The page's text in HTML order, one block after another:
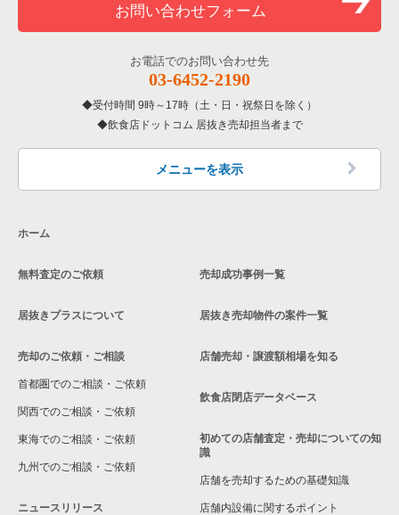
お問い合わせフォーム
お電話でのお問い合わせ先
03-6452-2190
受付時間 9時～17時（土・日・祝祭日を除く）
飲食店ドットコム 居抜き売却担当者まで
メニューを表示
ホーム
無料査定のご依頼
居抜きプラスについて
売却のご依頼・ご相談
首都圏でのご相談・ご依頼
関西でのご相談・ご依頼
東海でのご相談・ご依頼
九州でのご相談・ご依頼
ニュースリリース
売却成功事例一覧
居抜き売却物件の案件一覧
店舗売却・譲渡額相場を知る
飲食店閉店データベース
初めての店舗査定・売却についての知
識
店舗を売却するための基礎知識
店舗内設備に関するポイント